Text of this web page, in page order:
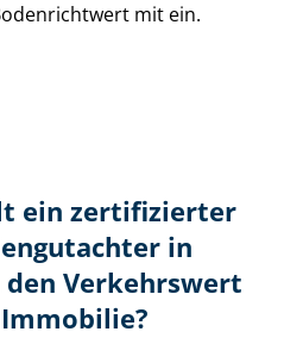
mit ein.
ein zertifizierter
in
den Verkehrswert